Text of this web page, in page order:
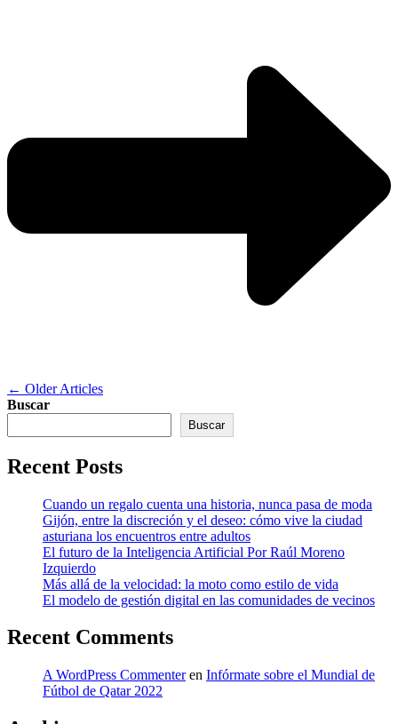
Navegación
de
entradas
← Older Articles
Buscar
Buscar
Recent Posts
Cuando un regalo cuenta una historia, nunca pasa de moda
Gijón, entre la discreción y el deseo: cómo vive la ciudad
asturiana los encuentros entre adultos
El futuro de la Inteligencia Artificial Por Raúl Moreno
Izquierdo
Más allá de la velocidad: la moto como estilo de vida
El modelo de gestión digital en las comunidades de vecinos
Recent Comments
A WordPress Commenteren Infórmate sobre el Mundial de
Fútbol de Qatar 2022